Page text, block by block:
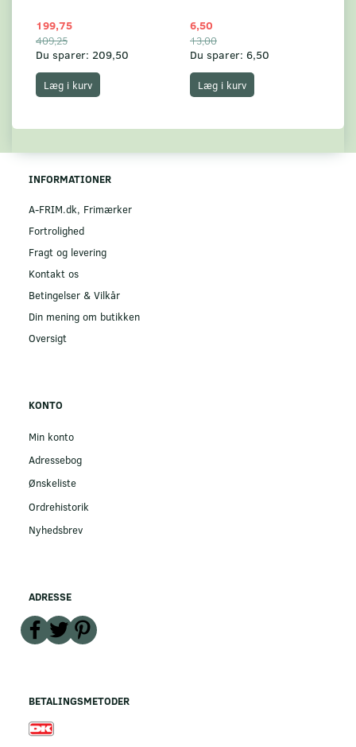
199,75
409,25
Du sparer: 209,50
Læg i kurv
6,50
13,00
Du sparer: 6,50
Læg i kurv
INFORMATIONER
A-FRIM.dk, Frimærker
Fortrolighed
Fragt og levering
Kontakt os
Betingelser & Vilkår
Din mening om butikken
Oversigt
KONTO
Min konto
Adressebog
Ønskeliste
Ordrehistorik
Nyhedsbrev
ADRESSE
BETALINGSMETODER